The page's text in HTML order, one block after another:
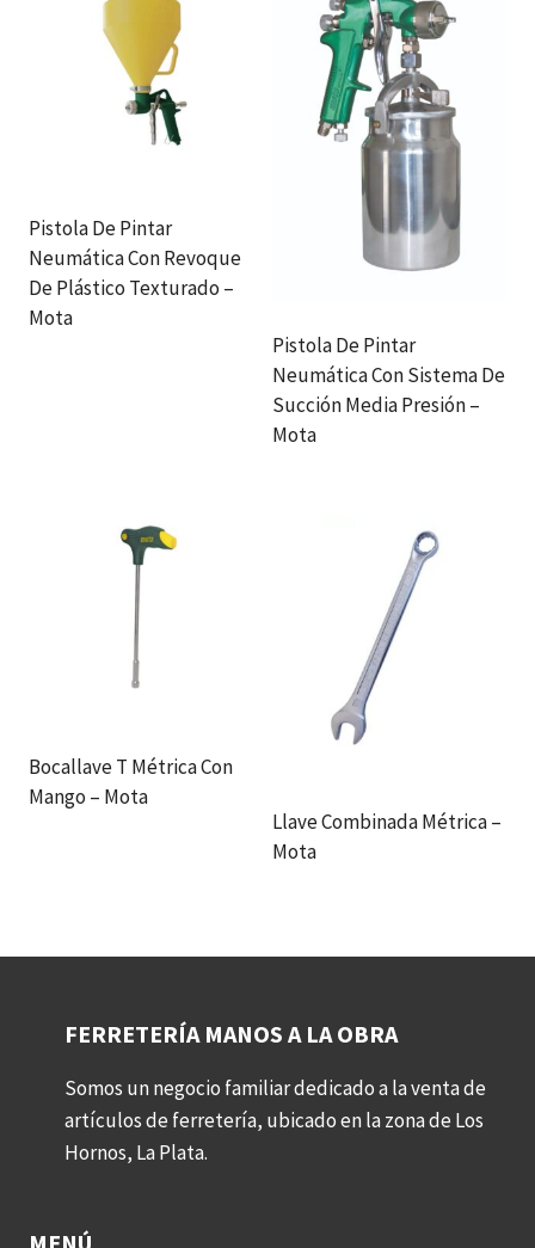
Pistola De Pintar
Neumática Con Revoque
De Plástico Texturado –
Mota
Pistola De Pintar
Neumática Con Sistema De
Succión Media Presión –
Mota
Bocallave T Métrica Con
Mango – Mota
Llave Combinada Métrica –
Mota
FERRETERÍA MANOS A LA OBRA
Somos un negocio familiar dedicado a la venta de
artículos de ferretería, ubicado en la zona de Los
Hornos, La Plata.
MENÚ